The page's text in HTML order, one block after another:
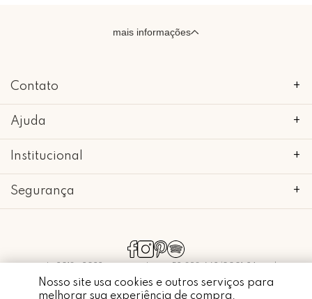
Nosso site usa cookies e outros serviços para
melhorar sua experiência de compra.
mais informações
Contato +
Ajuda +
Institucional +
Segurança +
copyright 2018 - 2022 • mimo galeria • 52.898.662/0001-24 • todos os